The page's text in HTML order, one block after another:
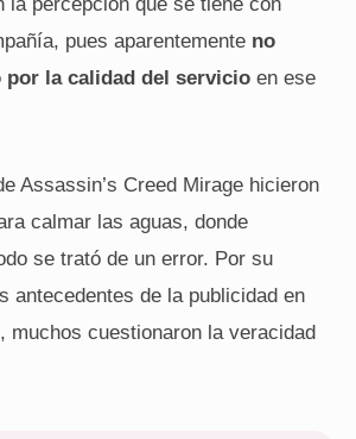
pues aparentemente no
por la calidad del servicioen ese
Assassin’s Creed Mirage hicieron
calmar las aguas, donde
se trató de un error. Por su
antecedentes de la publicidad en
muchos cuestionaron la veracidad